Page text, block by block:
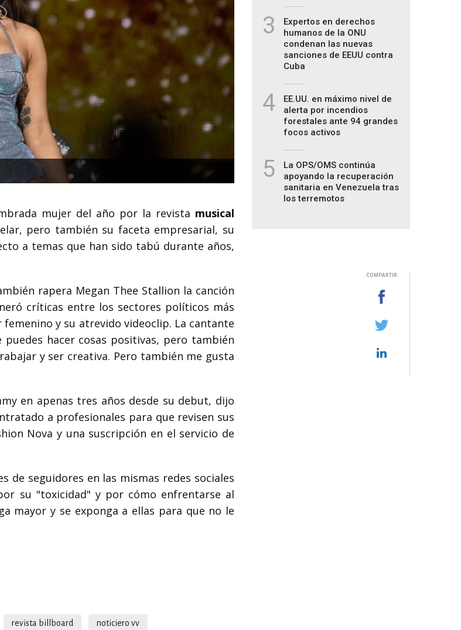
mujer del año por la revista musical
pero también su faceta empresarial, su
a temas que han sido tabú durante años,
rapera Megan Thee Stallion la canción
críticas entre los sectores políticos más
y su atrevido videoclip. La cantante
hacer cosas positivas, pero también
y ser creativa. Pero también me gusta
en apenas tres años desde su debut, dijo
a profesionales para que revisen sus
Nova y una suscripción en el servicio de
de seguidores en las mismas redes sociales
su "toxicidad" y por cómo enfrentarse al
mayor y se exponga a ellas para que no le
revista billboard noticiero vv
3
Expertos en derechos
humanos de la ONU
condenan las nuevas
sanciones de EEUU contra
Cuba
4
EE.UU. en máximo nivel de
alerta por incendios
forestales ante 94 grandes
focos activos
5
La OPS/OMS continúa
apoyando la recuperación
sanitaria en Venezuela tras
los terremotos
COMPARTIR